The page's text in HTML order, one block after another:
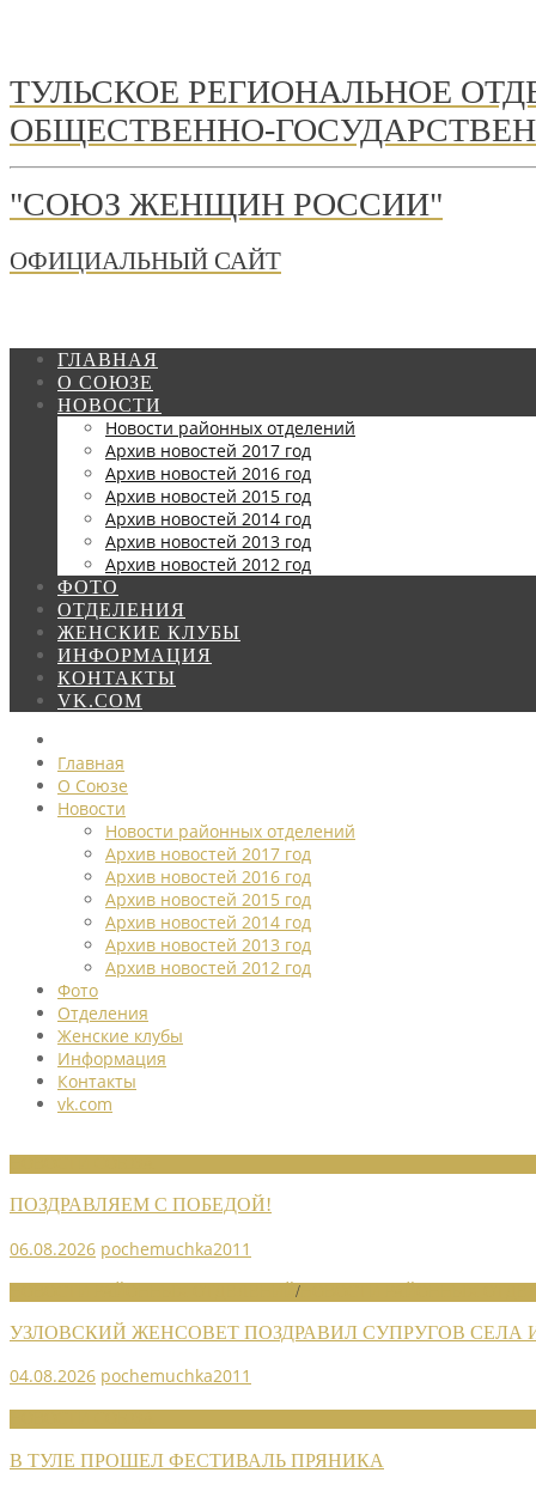
ТУЛЬСКОЕ РЕГИОНАЛЬНОЕ
ОБЩЕСТВЕННО-
"СОЮЗ ЖЕНЩИН РОССИИ"
ОФИЦИАЛЬНЫЙ САЙТ
ГЛАВНАЯ
О СОЮЗЕ
НОВОСТИ
Новости районных отделений
Архив новостей 2017 год
Архив новостей 2016 год
Архив новостей 2015 год
Архив новостей 2014 год
Архив новостей 2013 год
Архив новостей 2012 год
ФОТО
ОТДЕЛЕНИЯ
ЖЕНСКИЕ КЛУБЫ
ИНФОРМАЦИЯ
КОНТАКТЫ
VK.COM
Главная
О Союзе
Новости
Новости районных отделений
Архив новостей 2017 год
Архив новостей 2016 год
Архив новостей 2015 год
Архив новостей 2014 год
Архив новостей 2013 год
Архив новостей 2012 год
Фото
Отделения
Женские клубы
Информация
Контакты
vk.com
ПОЗДРАВЛЯЕМ С ПОБЕДОЙ!
06.08.2026 pochemuchka2011
/
УЗЛОВСКИЙ ЖЕНСОВЕТ ПОЗДРАВИЛ СУПРУГОВ СЕЛА
04.08.2026 pochemuchka2011
В ТУЛЕ ПРОШЕЛ ФЕСТИВАЛЬ ПРЯНИКА